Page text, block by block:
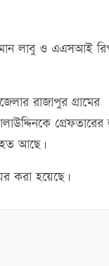
লাবু ও এএসআই
রাজাপুর গ্রামের
গ্রেফতারের
আছে।
করা হয়েছে।